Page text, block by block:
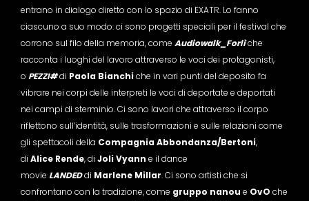
entrano in dialogo diretto con lo spazio di EXATR. Lo fanno
ciascuno a suo modo: ci sono progetti speciali per il festival che
corrono sul filo della memoria, come Audiowalk_Forlìche
racconta i luoghi del lavoro attraverso le voci dei protagonisti,
o PEZZI#di Paola Bianchiche in vari punti del deposito fa
vibrare nei corpi delle interpreti le voci di deportate e deportati
nei campi di sterminio. Ci sono lavori che attraverso il corpo
riflettono sull’identità, sulle trasformazioni e sulle relazioni come
gli spettacoli della Compagnia Abbondanza/Bertoni,
di Alice Rende, di Joli Vyann e il dance
movie LANDEDdi Marlene Millar. Ci sono artisti che si
confrontano con la tradizione, come gruppo nanou e OvO che